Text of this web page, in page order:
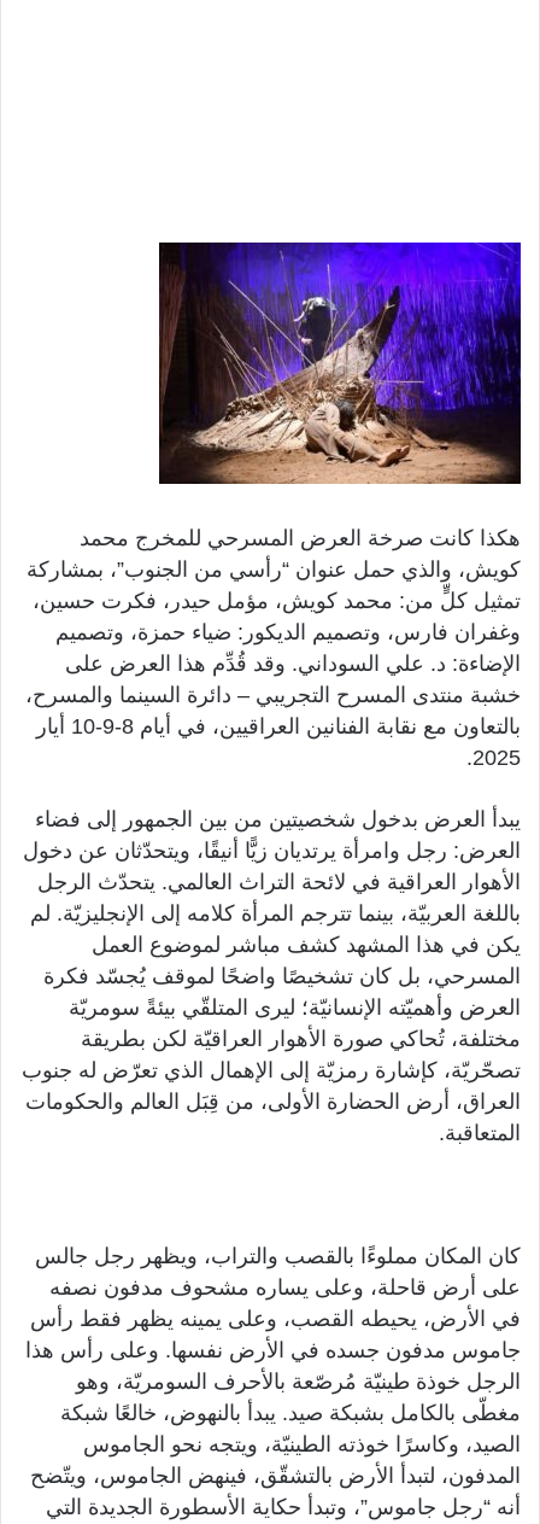
هكذا كانت صرخة العرض المسرحي للمخرج محمد
كويش، والذي حمل عنوان “رأسي من الجنوب”، بمشاركة
تمثيل كلٍّ من: محمد كويش، مؤمل حيدر، فكرت حسين،
وغفران فارس، وتصميم الديكور: ضياء حمزة، وتصميم
الإضاءة: د. علي السوداني. وقد قُدِّم هذا العرض على
خشبة منتدى المسرح التجريبي – دائرة السينما والمسرح،
بالتعاون مع نقابة الفنانين العراقيين، في أيام 8-9-10 أيار
2025.
يبدأ العرض بدخول شخصيتين من بين الجمهور إلى فضاء
العرض: رجل وامرأة يرتديان زيًّا أنيقًا، ويتحدّثان عن دخول
الأهوار العراقية في لائحة التراث العالمي. يتحدّث الرجل
باللغة العربيّة، بينما تترجم المرأة كلامه إلى الإنجليزيّة. لم
يكن في هذا المشهد كشف مباشر لموضوع العمل
المسرحي، بل كان تشخيصًا واضحًا لموقف يُجسّد فكرة
العرض وأهميّته الإنسانيّة؛ ليرى المتلقّي بيئةً سومريّة
مختلفة، تُحاكي صورة الأهوار العراقيّة لكن بطريقة
تصحّريّة، كإشارة رمزيّة إلى الإهمال الذي تعرّض له جنوب
العراق، أرض الحضارة الأولى، من قِبَل العالم والحكومات
المتعاقبة.
كان المكان مملوءًا بالقصب والتراب، ويظهر رجل جالس
على أرض قاحلة، وعلى يساره مشحوف مدفون نصفه
في الأرض، يحيطه القصب، وعلى يمينه يظهر فقط رأس
جاموس مدفون جسده في الأرض نفسها. وعلى رأس هذا
الرجل خوذة طينيّة مُرصّعة بالأحرف السومريّة، وهو
مغطّى بالكامل بشبكة صيد. يبدأ بالنهوض، خالعًا شبكة
الصيد، وكاسرًا خوذته الطينيّة، ويتجه نحو الجاموس
المدفون، لتبدأ الأرض بالتشقّق، فينهض الجاموس، ويتّضح
أنه “رجل جاموس”، وتبدأ حكاية الأسطورة الجديدة التي